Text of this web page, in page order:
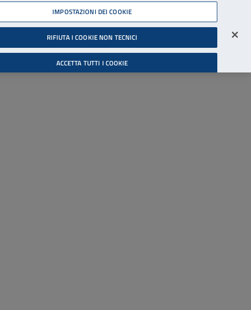
06 45539607
Accessibilità
Cerca
Accedi all'area riservata
IMPOSTAZIONI DEI COOKIE
RIFIUTA I COOKIE NON TECNICI
ACCETTA TUTTI I COOKIE